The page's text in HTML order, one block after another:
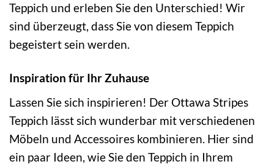
Teppich und erleben Sie den Unterschied! Wir
sind überzeugt, dass Sie von diesem Teppich
begeistert sein werden.
Inspiration für Ihr Zuhause
Lassen Sie sich inspirieren! Der Ottawa Stripes
Teppich lässt sich wunderbar mit verschiedenen
Möbeln und Accessoires kombinieren. Hier sind
ein paar Ideen, wie Sie den Teppich in Ihrem